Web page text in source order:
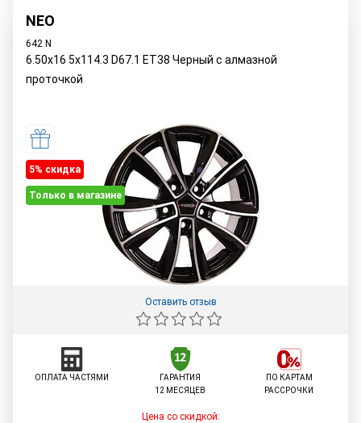
NEO
642 N
6.50x16 5x114.3 D67.1 ET38 Черный с алмазной
проточкой
5% cкидка
Только в магазине
Оставить отзыв
ОПЛАТА ЧАСТЯМИ
ГАРАНТИЯ
12 МЕСЯЦЕВ
ПО КАРТАМ
РАССРОЧКИ
Цена со скидкой: